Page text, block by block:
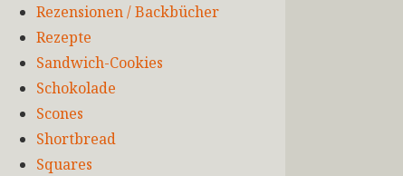
Rezensionen / Backbücher
Rezepte
Sandwich-Cookies
Schokolade
Scones
Shortbread
Squares